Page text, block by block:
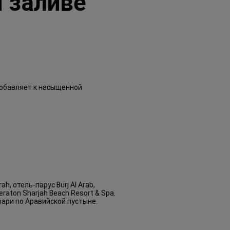
к насыщенной
отель-парус Burj Al Arab,
Sharjah Beach Resort & Spa.
по Аравийской пустыне.